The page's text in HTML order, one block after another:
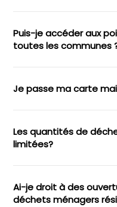
Puis-je accéder aux
toutes les communes
Je passe ma carte
Les quantités de
limitées?
Ai-je droit à des
déchets ménagers